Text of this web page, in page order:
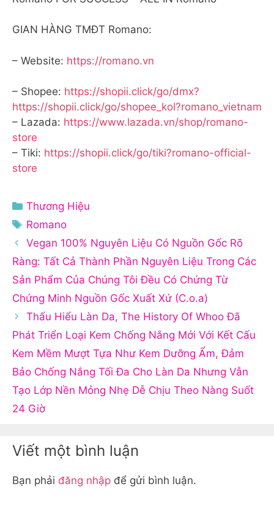
GIAN HÀNG TMĐT Romano:
– Website: https://romano.vn
– Shopee: https://shopii.click/go/dmx?
https://shopii.click/go/shopee_kol?romano_vietnam
– Lazada: https://www.lazada.vn/shop/romano-
store
– Tiki: https://shopii.click/go/tiki?romano-official-
store
Danh
mục
Thương Hiệu
Thẻ
Romano
Vegan 100% Nguyên Liệu Có Nguồn Gốc Rõ
Ràng: Tất Cả Thành Phần Nguyên Liệu Trong Các
Sản Phẩm Của Chúng Tôi Đều Có Chứng Từ
Chứng Minh Nguồn Gốc Xuất Xứ (C.o.a)
Thấu Hiểu Làn Da, The History Of Whoo Đã
Phát Triển Loại Kem Chống Nắng Mới Với Kết Cấu
Kem Mềm Mượt Tựa Như Kem Dưỡng Ẩm, Đảm
Bảo Chống Nắng Tối Đa Cho Làn Da Nhưng Vẫn
Tạo Lớp Nền Mỏng Nhẹ Dễ Chịu Theo Nàng Suốt
24 Giờ
Viết một bình luận
Bạn phải đăng nhập để gửi bình luận.